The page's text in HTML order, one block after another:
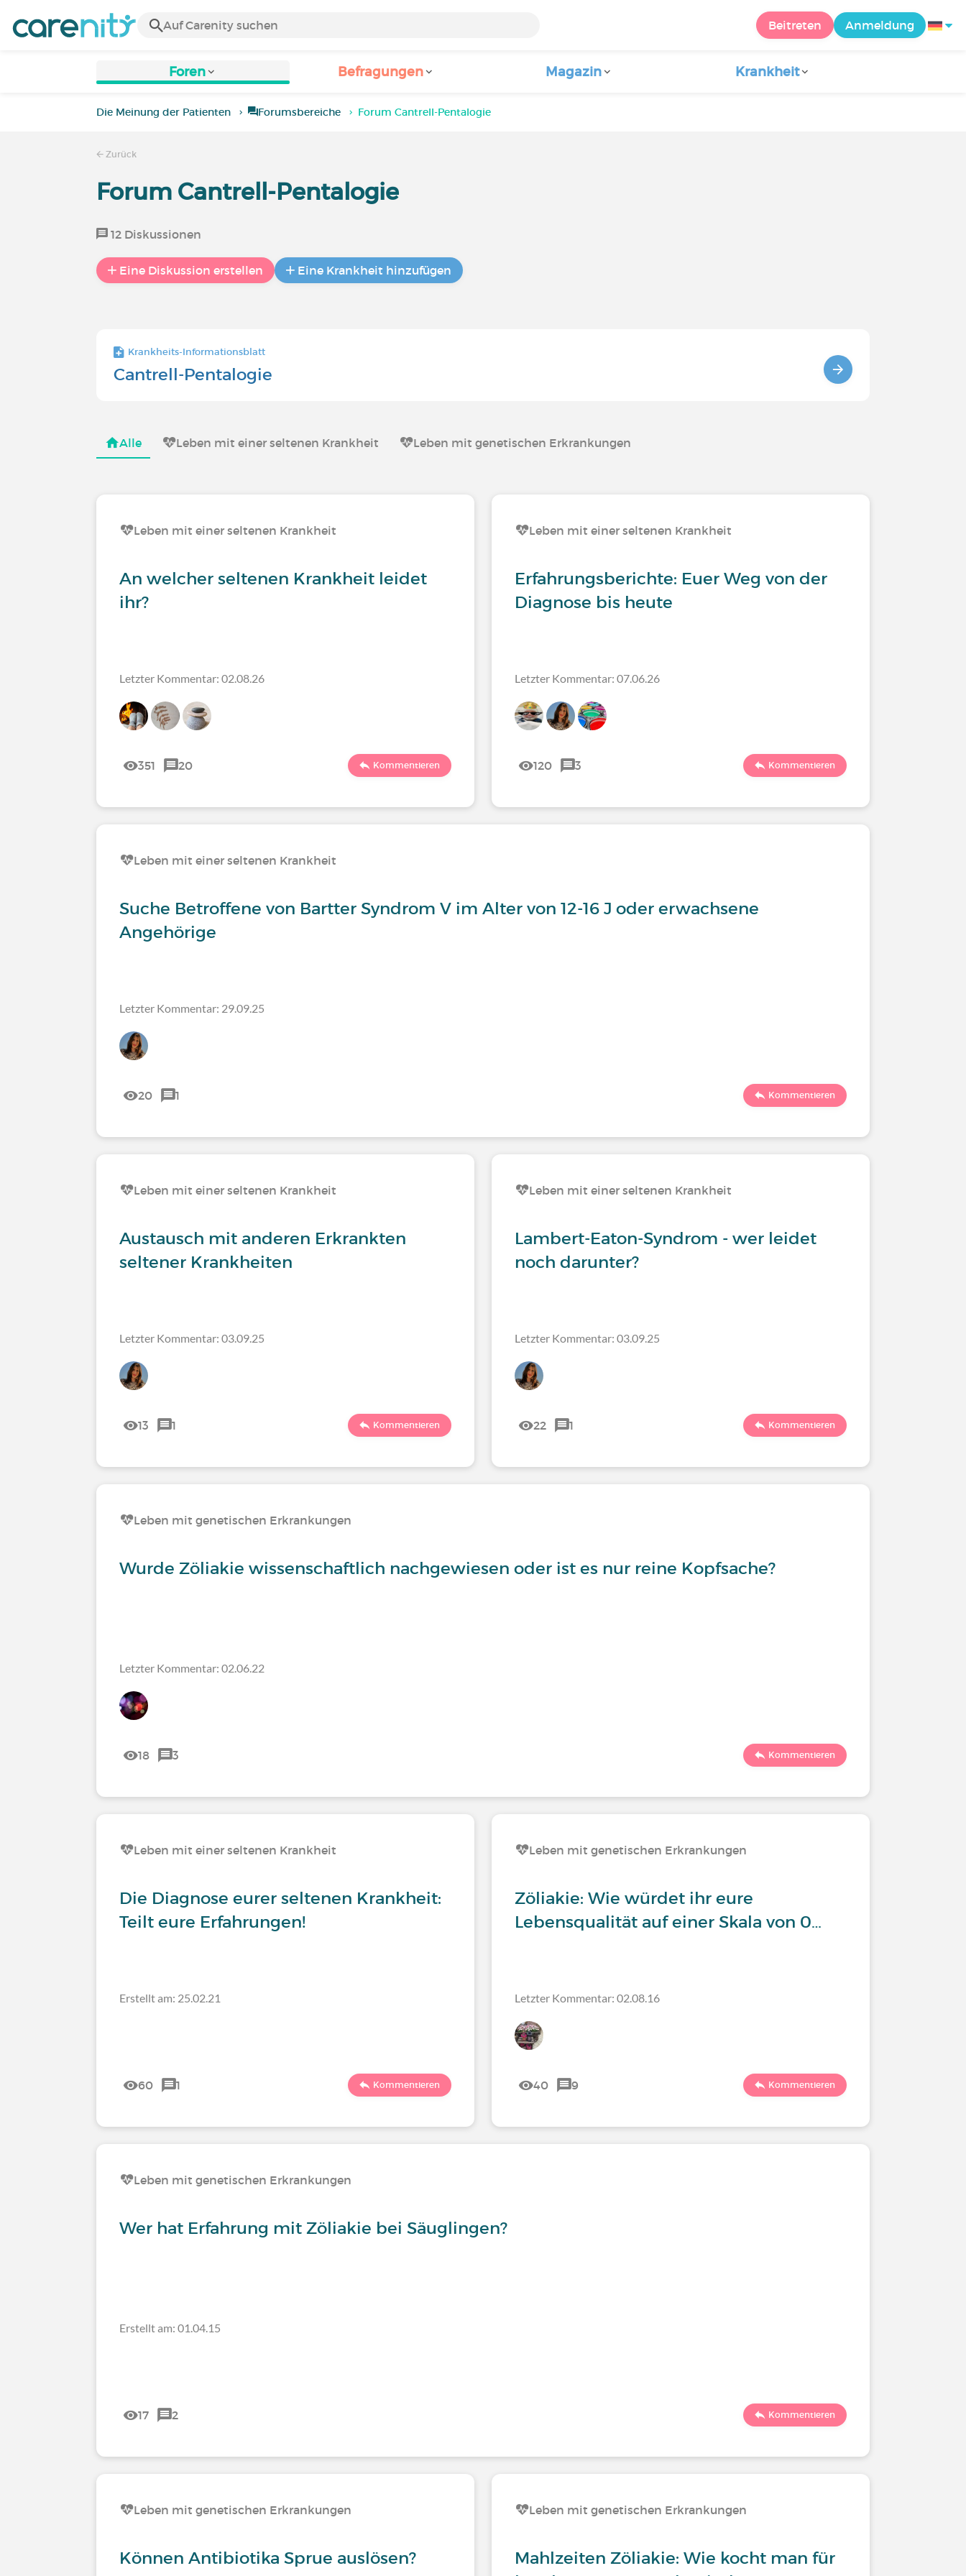
Beitreten Anmeldung
Foren Befragungen Magazin Krankheit
Die Meinung der Patienten Forumsbereiche Forum Cantrell-Pentalogie
Zurück
Forum Cantrell-Pentalogie
12 Diskussionen
Eine Diskussion erstellen Eine Krankheit hinzufügen
Krankheits-Informationsblatt
Cantrell-Pentalogie
Alle Leben mit einer seltenen Krankheit Leben mit genetischen Erkrankungen
Leben mit einer seltenen Krankheit
An welcher seltenen Krankheit leidet
ihr?
Letzter Kommentar: 02.08.26
351 20 Kommentieren
Leben mit einer seltenen Krankheit
Erfahrungsberichte: Euer Weg von der
Diagnose bis heute
Letzter Kommentar: 07.06.26
120 3 Kommentieren
Leben mit einer seltenen Krankheit
Suche Betroffene von Bartter Syndrom V im Alter von 12-16 J oder erwachsene
Angehörige
Letzter Kommentar: 29.09.25
20 1 Kommentieren
Leben mit einer seltenen Krankheit
Austausch mit anderen Erkrankten
seltener Krankheiten
Letzter Kommentar: 03.09.25
13 1 Kommentieren
Leben mit einer seltenen Krankheit
Lambert-Eaton-Syndrom - wer leidet
noch darunter?
Letzter Kommentar: 03.09.25
22 1 Kommentieren
Leben mit genetischen Erkrankungen
Wurde Zöliakie wissenschaftlich nachgewiesen oder ist es nur reine Kopfsache?
Letzter Kommentar: 02.06.22
18 3 Kommentieren
Leben mit einer seltenen Krankheit
Die Diagnose eurer seltenen Krankheit:
Teilt eure Erfahrungen!
Erstellt am: 25.02.21
60 1 Kommentieren
Leben mit genetischen Erkrankungen
Zöliakie: Wie würdet ihr eure
Lebensqualität auf einer Skala von 0…
Letzter Kommentar: 02.08.16
40 9 Kommentieren
Leben mit genetischen Erkrankungen
Wer hat Erfahrung mit Zöliakie bei Säuglingen?
Erstellt am: 01.04.15
17 2 Kommentieren
Leben mit genetischen Erkrankungen
Können Antibiotika Sprue auslösen?
Leben mit genetischen Erkrankungen
Mahlzeiten Zöliakie: Wie kocht man für